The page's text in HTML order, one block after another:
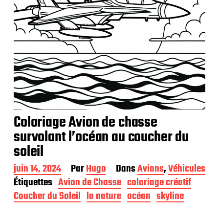
Coloriage Avion de chasse
survolant l’océan au coucher du
soleil
D
a
t
e
juin 14, 2024 ParHugo DansAvions,Véhicules
Étiquettes Avion de Chasse coloriage créatif
Coucher du Soleil la nature océan skyline